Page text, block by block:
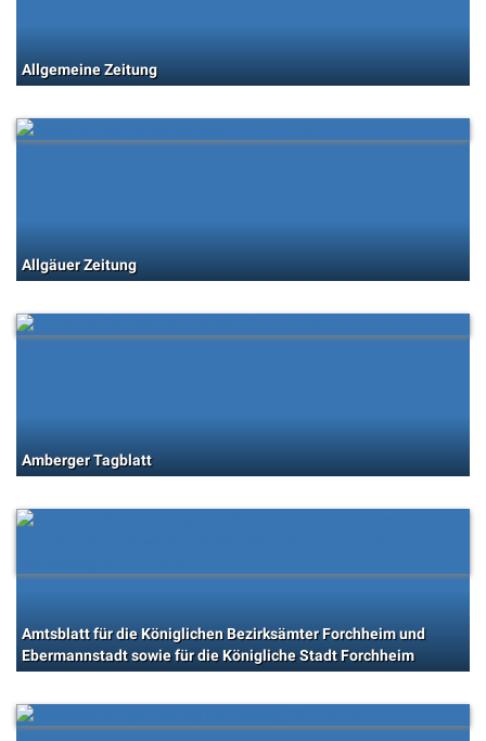
Allgemeine Zeitung
Allgäuer Zeitung
Amberger Tagblatt
Amtsblatt für die Königlichen Bezirksämter Forchheim und
Ebermannstadt sowie für die Königliche Stadt Forchheim